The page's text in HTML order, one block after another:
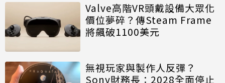
Valve高階VR頭戴設備大眾化
價位夢碎？傳Steam Frame
將飆破1100美元
無視玩家與製作人反彈？
Sony財務長：2028全面停止